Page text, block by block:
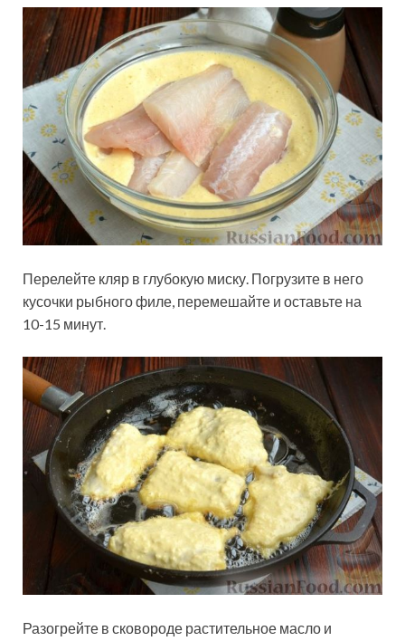
Перелейте кляр в глубокую миску. Погрузите в него
кусочки рыбного филе, перемешайте и оставьте на
10-15 минут.
Разогрейте в сковороде растительное масло и